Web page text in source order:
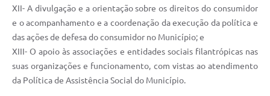
XII- A divulgação e a orientação sobre os direitos do consumidor
e o acompanhamento e a coordenação da execução da política e
das ações de defesa do consumidor no Município; e
XIII- O apoio às associações e entidades sociais filantrópicas nas
suas organizações e funcionamento, com vistas ao atendimento
da Política de Assistência Social do Município.